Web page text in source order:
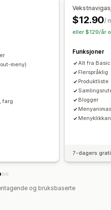
Farge og skrifttype
Tilpassede ikoner
meny)
farg
$12.90/
eller $129/år
Funksjoner
Alt fra
Flerspråklig
Produktliste
Blogger
7-dagers
og bruksbaserte